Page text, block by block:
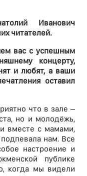
Иванович
читателей.
вас с успешным
концерту,
и любят, а ваши
оставил
что в зале –
но и молодёжь,
вместе с мамами,
нам. Все
настроение и
публике
когда мы видели